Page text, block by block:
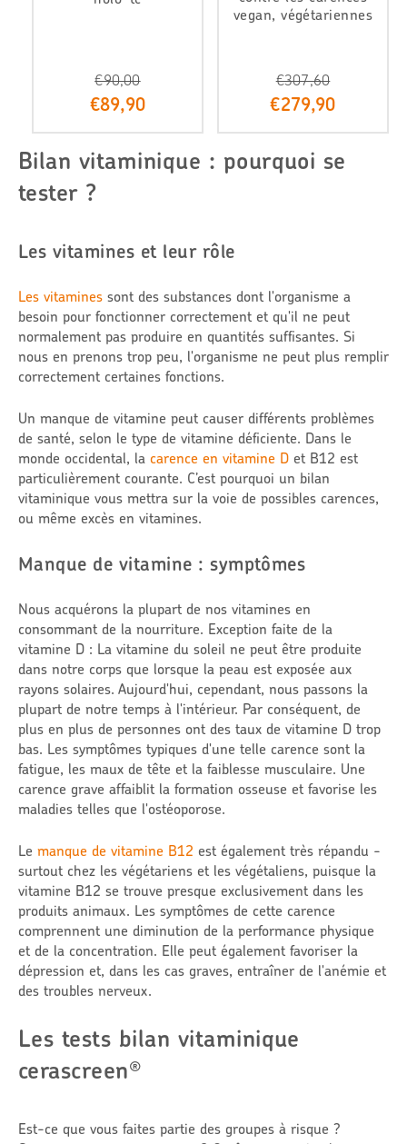
€90,00
P
i
x
r
é
d
t
€89,90
vegan, végétariennes
€307,60
P
i
x
r
€279,90
Bilan vitaminique : pourquoi se
tester ?
Les vitamines et leur rôle
Les vitamines sont des substances dont l'organisme a
besoin pour fonctionner correctement et qu'il ne peut
normalement pas produire en quantités suffisantes. Si
nous en prenons trop peu, l'organisme ne peut plus remplir
correctement certaines fonctions.
Un manque de vitamine peut causer différents problèmes
de santé, selon le type de vitamine déficiente. Dans le
monde occidental, la carence en vitamine D et B12 est
particulièrement courante. C’est pourquoi un bilan
vitaminique vous mettra sur la voie de possibles carences,
ou même excès en vitamines.
Manque de vitamine : symptômes
Nous acquérons la plupart de nos vitamines en
consommant de la nourriture. Exception faite de la
vitamine D : La vitamine du soleil ne peut être produite
dans notre corps que lorsque la peau est exposée aux
rayons solaires. Aujourd'hui, cependant, nous passons la
plupart de notre temps à l'intérieur. Par conséquent, de
plus en plus de personnes ont des taux de vitamine D trop
bas. Les symptômes typiques d'une telle carence sont la
fatigue, les maux de tête et la faiblesse musculaire. Une
carence grave affaiblit la formation osseuse et favorise les
maladies telles que l'ostéoporose.
Le manque de vitamine B12 est également très répandu -
surtout chez les végétariens et les végétaliens, puisque la
vitamine B12 se trouve presque exclusivement dans les
produits animaux. Les symptômes de cette carence
comprennent une diminution de la performance physique
et de la concentration. Elle peut également favoriser la
dépression et, dans les cas graves, entraîner de l'anémie et
des troubles nerveux.
Les tests bilan vitaminique
cerascreen®
Est-ce que vous faites partie des groupes à risque ?